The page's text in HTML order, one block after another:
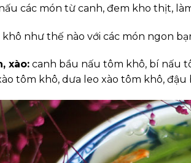
các món từ canh, đem kho thịt,
khô như thế nào với các món ngon
xào:canh bầu nấu tôm khô, bí nấu
tôm khô, dưa leo xào tôm khô, đậu